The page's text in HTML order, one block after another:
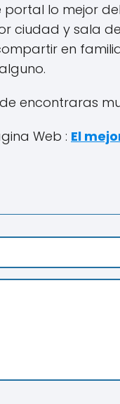
portal lo mejor
ciudad y sala
en
encontraras
Web : El